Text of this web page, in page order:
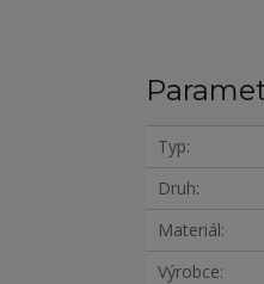
Typ
Druh
Materiál
Výrobce